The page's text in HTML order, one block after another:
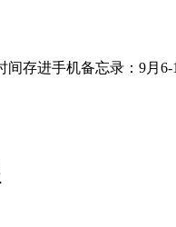
存进手机备忘录：9月